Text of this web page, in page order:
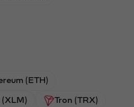
(ETH)
(XLM) Tron (TRX)